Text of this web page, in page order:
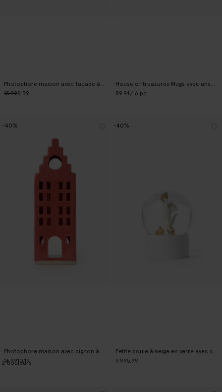
Photophore maison avec façade à pignon - rouge
13.998.39
House of treasures Mugs avec anse - rose
89.94/ 6 pc
Photophore maison avec pignon à gradins - rouge
16.9910.19
-40%
2Couleurs
Petite boule à neige en verre avec chat
9.995.99
-40%